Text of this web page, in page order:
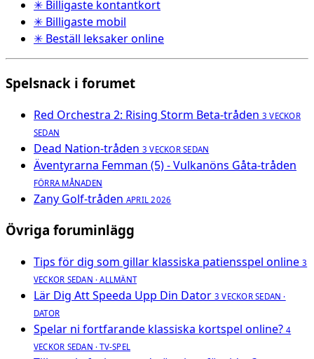
✳ Billigaste kontantkort
✳ Billigaste mobil
✳ Beställ leksaker online
Spelsnack i forumet
Red Orchestra 2: Rising Storm Beta-tråden 3 VECKOR
SEDAN
Dead Nation-tråden 3 VECKOR SEDAN
Äventyrarna Femman (5) - Vulkanöns Gåta-tråden
FÖRRA MÅNADEN
Zany Golf-tråden APRIL 2026
Övriga foruminlägg
Tips för dig som gillar klassiska patiensspel online 3
VECKOR SEDAN · ALLMÄNT
Lär Dig Att Speeda Upp Din Dator 3 VECKOR SEDAN ·
DATOR
Spelar ni fortfarande klassiska kortspel online? 4
VECKOR SEDAN · TV-SPEL